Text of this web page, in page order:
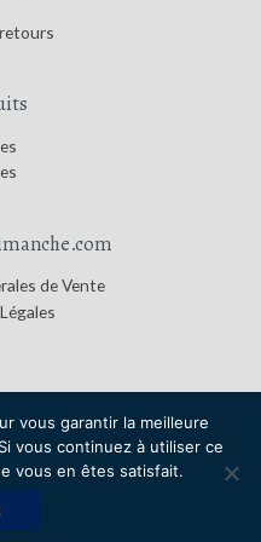
de Vente
|Credits
vous garantir la meilleure
vous continuez à utiliser ce
vous en êtes satisfait.